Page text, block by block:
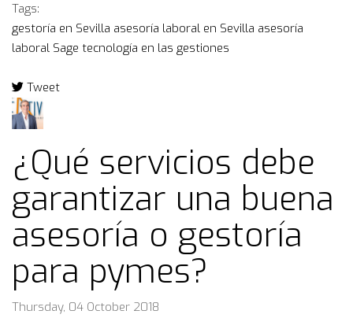
Tags:
gestoría en Sevilla asesoría laboral en Sevilla asesoría
laboral Sage tecnología en las gestiones
Tweet
pinterest
¿Qué servicios debe
garantizar una buena
asesoría o gestoría
para pymes?
Thursday, 04 October 2018